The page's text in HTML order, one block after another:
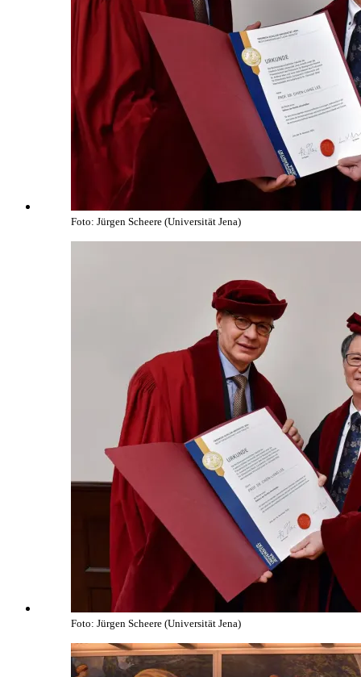
Foto: Jürgen Scheere (Universität Jena)
Foto: Jürgen Scheere (Universität Jena)